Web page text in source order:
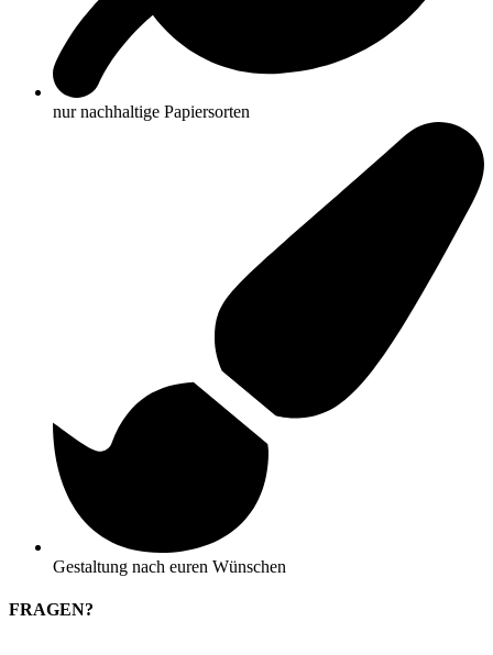
nur nachhaltige Papiersorten
Gestaltung nach euren Wünschen
FRAGEN?